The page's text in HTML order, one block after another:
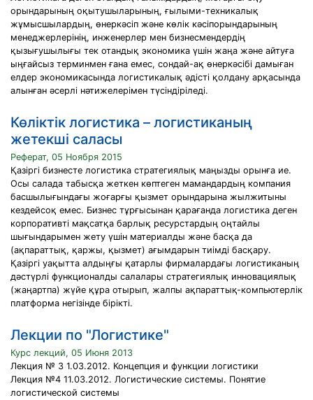
орындарының оқытушыларының, ғылыми-техникалық
жұмысшылардың, өнеркәсіп және көлік кәсіпорындарының
менеджерлерінің, инженерлер мен бизнесмендердің
қызығушылығы тек отандық экономика үшін жаңа және айтуға
ыңғайсыз терминмен ғана емес, сондай-ақ өнеркәсібі дамыған
елдер экономикасында логистикалық әдісті қолдану арқасында
алынған әсерлі нәтижелерімен түсіндіріледі.
Көліктік логистика – логистиканың
жетекші саласы
Реферат, 05 Ноября 2015
Қазіргі бизнесте логистика стратегиялық маңызды орынға ие.
Осы салада табысқа жеткен көптеген мамандардың компания
басшылығындағы жоғарғы қызмет орындарына жылжитыны
кездейсоқ емес. Бизнес тұрғысынан қарағанда логистика деген
корпоративті мақсатқа барлық ресурстардың оңтайлы
шығындарымен жету үшін материалды және басқа да
(ақпараттық, қаржы, қызмет) ағымдарын тиімді басқару.
Қазіргі уақытта алдыңғы қатарлы фирмалардағы логистиканың
дәстүрлі функционалды салалары стратегиялық инновациялық
(жаңартпа) жүйе құра отырып, жалпы ақпараттық-компьютерлік
платформа негізінде бірікті.
Лекции по "Логистике"
Курс лекций, 05 Июня 2013
Лекция № 3 1.03.2012. Концепция и функции логистики
Лекция №4 11.03.2012. Логистические системы. Понятие
логистической системы